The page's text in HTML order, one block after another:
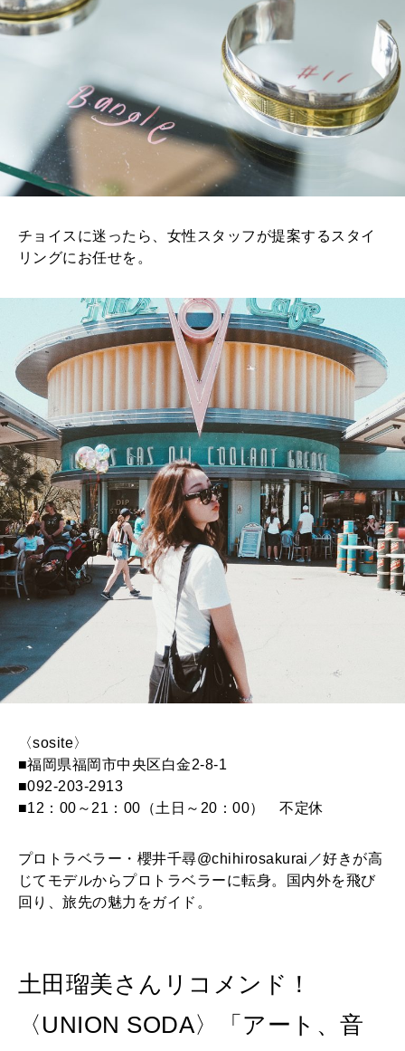
チョイスに迷ったら、女性スタッフが提案するスタイ
リングにお任せを。
〈sosite〉
■福岡県福岡市中央区白金2-8-1
■092-203-2913
■12：00～21：00（土日～20：00） 不定休
プロトラベラー・櫻井千尋@chihirosakurai／好きが高
じてモデルからプロトラベラーに転身。国内外を飛び
回り、旅先の魅力をガイド。
土田瑠美さんリコメンド！
〈UNION SODA〉「アート、音